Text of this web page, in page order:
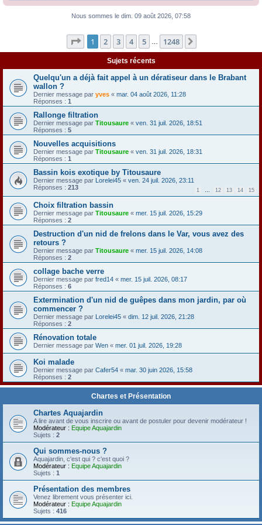
Nous sommes le dim. 09 août 2026, 07:58
Page 1sur1248
1 2 3 4 5 1248
Sujets récents
Quelqu'un a déjà fait appel à un dératiseur dans le Brabant
wallon ?
Dernier message par yves « mar. 04 août 2026, 11:28
Réponses : 1
Rallonge filtration
Dernier message par Titousaure « ven. 31 juil. 2026, 18:51
Réponses : 5
Nouvelles acquisitions
Dernier message par Titousaure « ven. 31 juil. 2026, 18:31
Réponses : 1
Bassin kois exotique by Titousaure
Dernier message par Lorelei45 « ven. 24 juil. 2026, 23:11
Réponses : 213 1 … 12 13 14 15
Choix filtration bassin
Dernier message par Titousaure « mer. 15 juil. 2026, 15:29
Réponses : 2
Destruction d'un nid de frelons dans le Var, vous avez des
retours ?
Dernier message par Titousaure « mer. 15 juil. 2026, 14:08
Réponses : 2
collage bache verre
Dernier message par fred14 « mer. 15 juil. 2026, 08:17
Réponses : 6
Extermination d'un nid de guêpes dans mon jardin, par où
commencer ?
Dernier message par Lorelei45 « dim. 12 juil. 2026, 21:28
Réponses : 2
Rénovation totale
Dernier message par Wen « mer. 01 juil. 2026, 19:28
Koi malade
Dernier message par Cafer54 « mar. 30 juin 2026, 15:58
Réponses : 2
Chartes et Présentation
Chartes Aquajardin
A lire avant de vous inscrire ou avant de postuler pour devenir modérateur !
Modérateur : Equipe Aquajardin
Sujets : 2
Qui sommes-nous ?
Aquajardin, c'est qui ? c'est quoi ?
Modérateur : Equipe Aquajardin
Sujets : 1
Présentation des membres
Venez librement vous présenter ici.
Modérateur : Equipe Aquajardin
Sujets : 416